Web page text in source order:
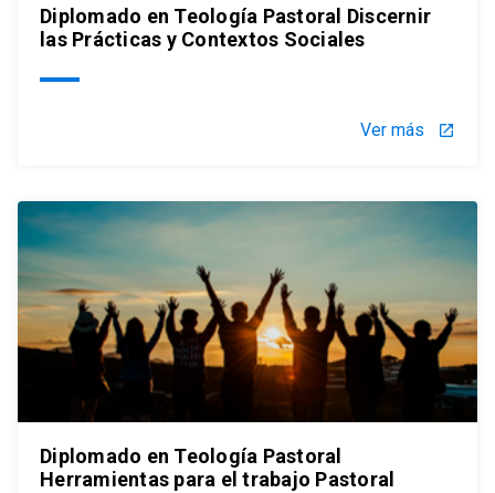
Diplomado en Teología Pastoral Discernir
las Prácticas y Contextos Sociales
Ver más launch
Diplomado en Teología Pastoral
Herramientas para el trabajo Pastoral